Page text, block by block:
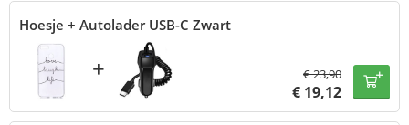
Hoesje + Autolader USB-C Zwart
+ €23,90
€ 19,12